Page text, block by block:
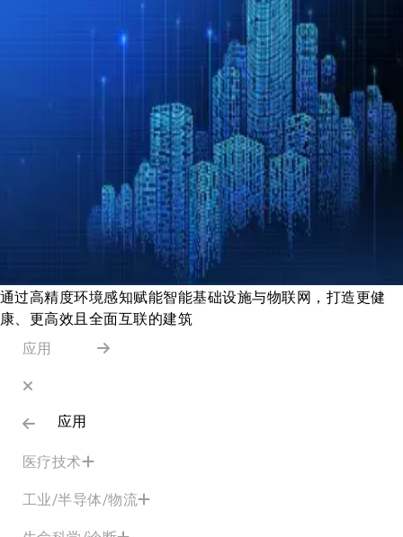
通过高精度环境感知赋能智能基础设施与物联网，打造更健
康、更高效且全面互联的建筑
应用
应用
医疗技术
工业/半导体/物流